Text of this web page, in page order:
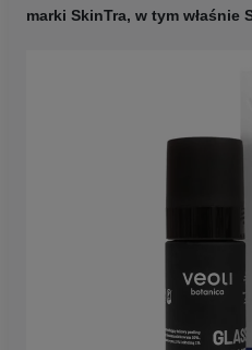
marki SkinTra, w tym właśnie